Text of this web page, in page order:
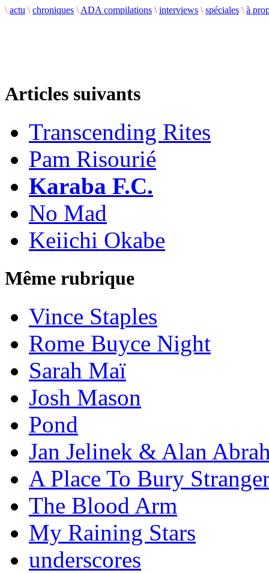
\ actu \ chroniques \ ADA compilations \ interviews \ spéciales \ à
Articles suivants
Transcending Rites
Pam Risourié
Karaba F.C.
No Mad
Keiichi Okabe
Même rubrique
Vince Staples
Rome Buyce Night
Sarah Maï
Josh Mason
Pond
Jan Jelinek & Alan
A Place To Bury
The Blood Arm
My Raining Stars
underscores